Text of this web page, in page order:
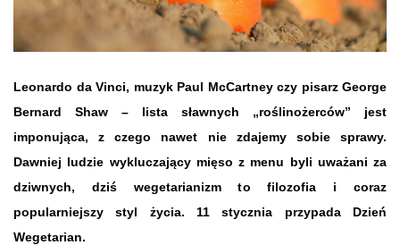
Leonardo da Vinci, muzyk Paul McCartney czy pisarz George
Bernard Shaw – lista sławnych „roślinożerców” jest
imponująca, z czego nawet nie zdajemy sobie sprawy.
Dawniej ludzie wykluczający mięso z menu byli uważani za
dziwnych, dziś wegetarianizm to filozofia i coraz
popularniejszy styl życia. 11 stycznia przypada Dzień
Wegetarian.